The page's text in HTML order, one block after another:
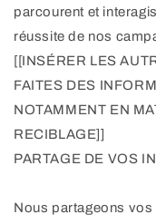
parcourent et
réussite de nos
[[INSÉRER LES
FAITES DES
NOTAMMENT EN
RECIBLAGE]]
PARTAGE DE VOS
Nous partageons